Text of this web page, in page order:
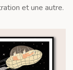
et une autre.